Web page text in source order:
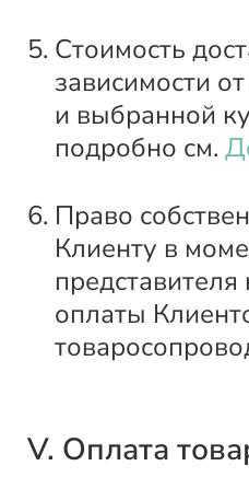
Стоимость
зависимости
и выбранной
подробно см.
Право
Клиенту в
оплаты
V. Оплата